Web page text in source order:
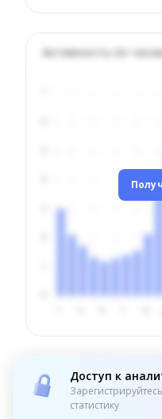
Активность по
Доступ к
статистику